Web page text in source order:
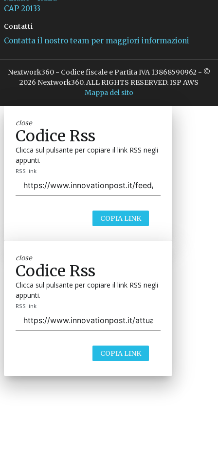
CAP 20133
Contatti
Contatta il nostro team per maggiori informazioni
Nextwork360 - Codice fiscale e Partita IVA 13868590962 - ©
2026 Nextwork360. ALL RIGHTS RESERVED. ISP AWS
Mappa del sito
close
Codice Rss
Clicca sul pulsante per copiare il link RSS negli
appunti.
RSS link
COPIA LINK
close
Codice Rss
Clicca sul pulsante per copiare il link RSS negli
appunti.
RSS link
COPIA LINK